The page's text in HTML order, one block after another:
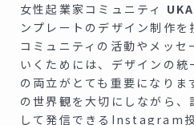
女性起業家コミュニティ UKA
ンプレートのデザイン制作を
コミュニティの活動やメッセ
いくためには、デザインの統
の両立がとても重要になり
の世界観を大切にしながら
して発信できるInstagram